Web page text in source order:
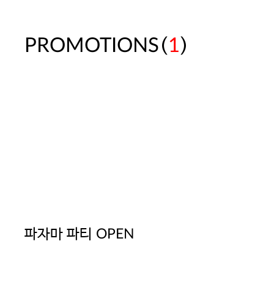
PROMOTIONS(1)
파자마 파티 OPEN